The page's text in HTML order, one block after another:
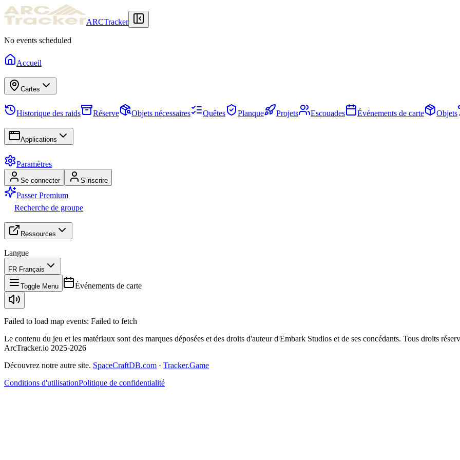
ARCTracker
No events scheduled
Accueil
Cartes
Historique des raids Réserve Objets nécessaires Quêtes Planque Projets Escouades Événements de carte Objets
Applications
Paramètres
Se connecter S'inscrire
Passer Premium
Recherche de groupe
Ressources
Langue
FR Français
Toggle Menu Événements de carte
Failed to load map events: Failed to fetch
Le contenu du jeu et les matériaux sont des marques déposées et des droits d'auteur d'Embark Studios et de ses concédants. Tous droits
ArcTracker.io 2025-2026
Découvrez notre autre site. SpaceCraftDB.com · Tracker.Game
Conditions d'utilisationPolitique de confidentialité